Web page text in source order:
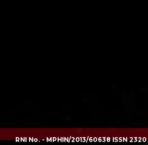
RNI No. - MPHIN/2013/60638 ISSN